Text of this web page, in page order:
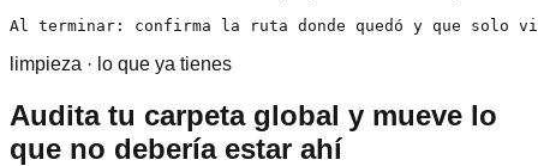
Al terminar: confirma la ruta donde quedó y que solo
limpieza · lo que ya tienes
Audita tu carpeta global y mueve lo
que no debería estar ahí